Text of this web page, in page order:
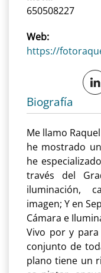
650508227
Web:
https://
Biografía
Me llamo
he mostrado
he
través del
iluminación,
imagen; Y en
Cámara e
Vivo por y
conjunto de
plano tiene un